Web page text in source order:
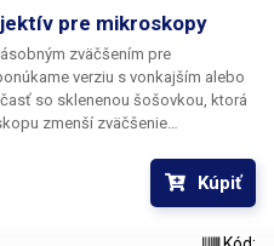
pre mikroskopy
zväčšením pre
verziu s vonkajším alebo
zmenší zväčšenie
rozptylnú šošovku, ktorá
ako širokouhlá predná časť.
je celý kovový, objektívna
Kúpiť